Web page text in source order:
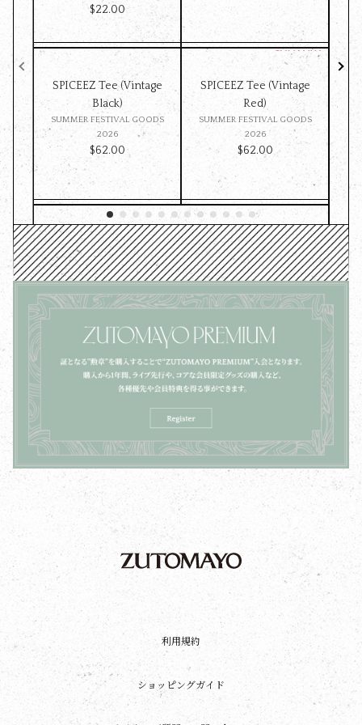
$‌22.00
SPICEEZ Tee (Vintage
Black)
SUMMER FESTIVAL GOODS
2026
$‌62.00
SPICEEZ Tee (Vintage
Red)
SUMMER FESTIVAL GOODS
2026
$‌62.00
利用規約
ショッピングガイド